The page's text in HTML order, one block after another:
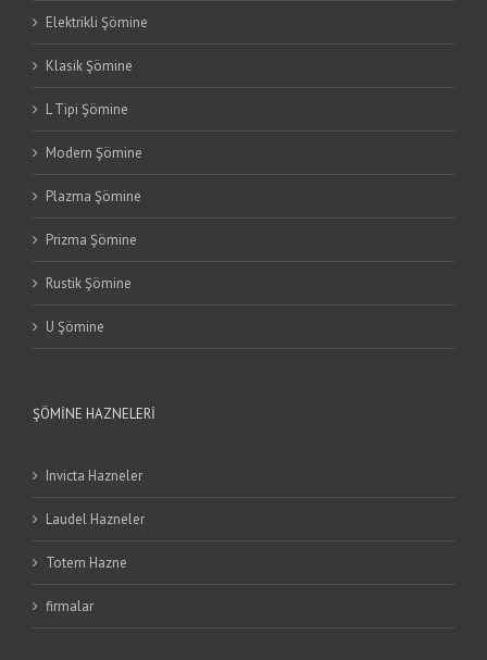
Elektrikli Şömine
Klasik Şömine
L Tipi Şömine
Modern Şömine
Plazma Şömine
Prizma Şömine
Rustik Şömine
U Şömine
ŞÖMINE HAZNELERI
Invicta Hazneler
Laudel Hazneler
Totem Hazne
firmalar